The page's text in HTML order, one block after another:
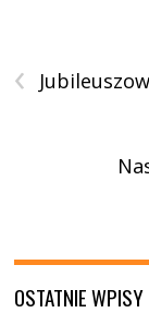
‹
OSTATNIE WPISY